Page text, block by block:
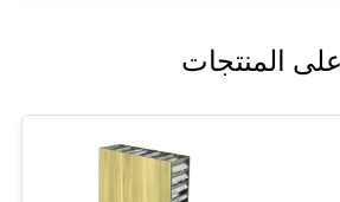
أعلى المنتجات